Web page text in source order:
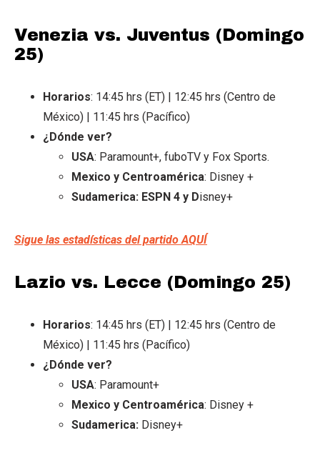
Venezia vs. Juventus (Domingo
25)
Horarios: 14:45 hrs (ET) | 12:45 hrs (Centro de
México) | 11:45 hrs (Pacífico)
¿Dónde ver?
USA: Paramount+, fuboTV y Fox Sports.
Mexico y Centroamérica: Disney +
Sudamerica: ESPN 4 y Disney+
Sigue las estadísticas del partido AQUÍ
Lazio vs. Lecce (Domingo 25)
Horarios: 14:45 hrs (ET) | 12:45 hrs (Centro de
México) | 11:45 hrs (Pacífico)
¿Dónde ver?
USA: Paramount+
Mexico y Centroamérica: Disney +
Sudamerica: Disney+